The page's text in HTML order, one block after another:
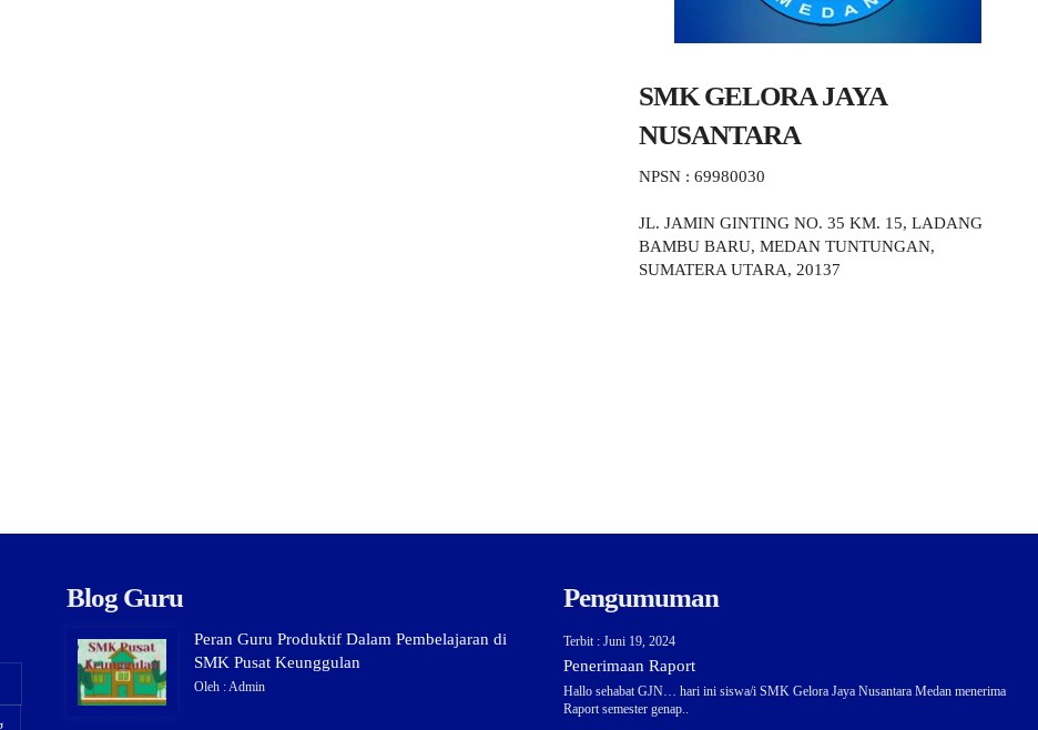
SMK GELORA JAYA
NUSANTARA
NPSN : 69980030
JL. JAMIN GINTING NO. 35 KM. 15, LADANG
BAMBU BARU, MEDAN TUNTUNGAN,
SUMATERA UTARA, 20137
Blog Guru
Peran Guru Produktif Dalam Pembelajaran di
SMK Pusat Keunggulan
Oleh : Admin
Pengumuman
Terbit : Juni 19, 2024
Penerimaan Raport
Hallo sehabat GJN… hari ini siswa/i SMK Gelora Jaya Nusantara Medan menerima
Raport semester genap..